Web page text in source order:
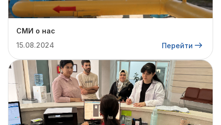
СМИ о нас
15.08.2024
Перейти